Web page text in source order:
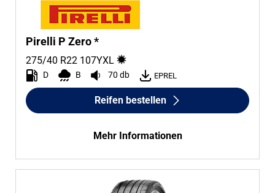
Pirelli P Zero *
275/40 R22 107YXL
D B 70 db EPREL
Reifen bestellen
Mehr Informationen